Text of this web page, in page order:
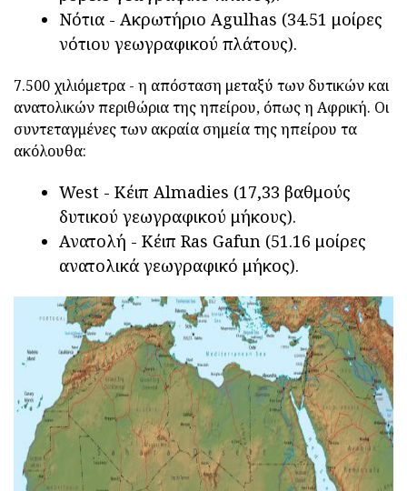
Νότια - Ακρωτήριο Agulhas (34.51 μοίρες
νότιου γεωγραφικού πλάτους).
7.500 χιλιόμετρα - η απόσταση μεταξύ των δυτικών και
ανατολικών περιθώρια της ηπείρου, όπως η Αφρική. Οι
συντεταγμένες των ακραία σημεία της ηπείρου τα
ακόλουθα:
West - Κέιπ Almadies (17,33 βαθμούς
δυτικού γεωγραφικού μήκους).
Ανατολή - Κέιπ Ras Gafun (51.16 μοίρες
ανατολικά γεωγραφικό μήκος).